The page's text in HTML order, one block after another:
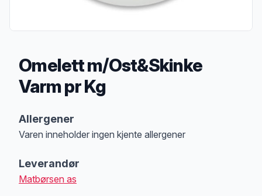
Omelett m/Ost&Skinke
Varm pr Kg
Allergener
Varen inneholder ingen kjente allergener
Leverandør
Matbørsen as